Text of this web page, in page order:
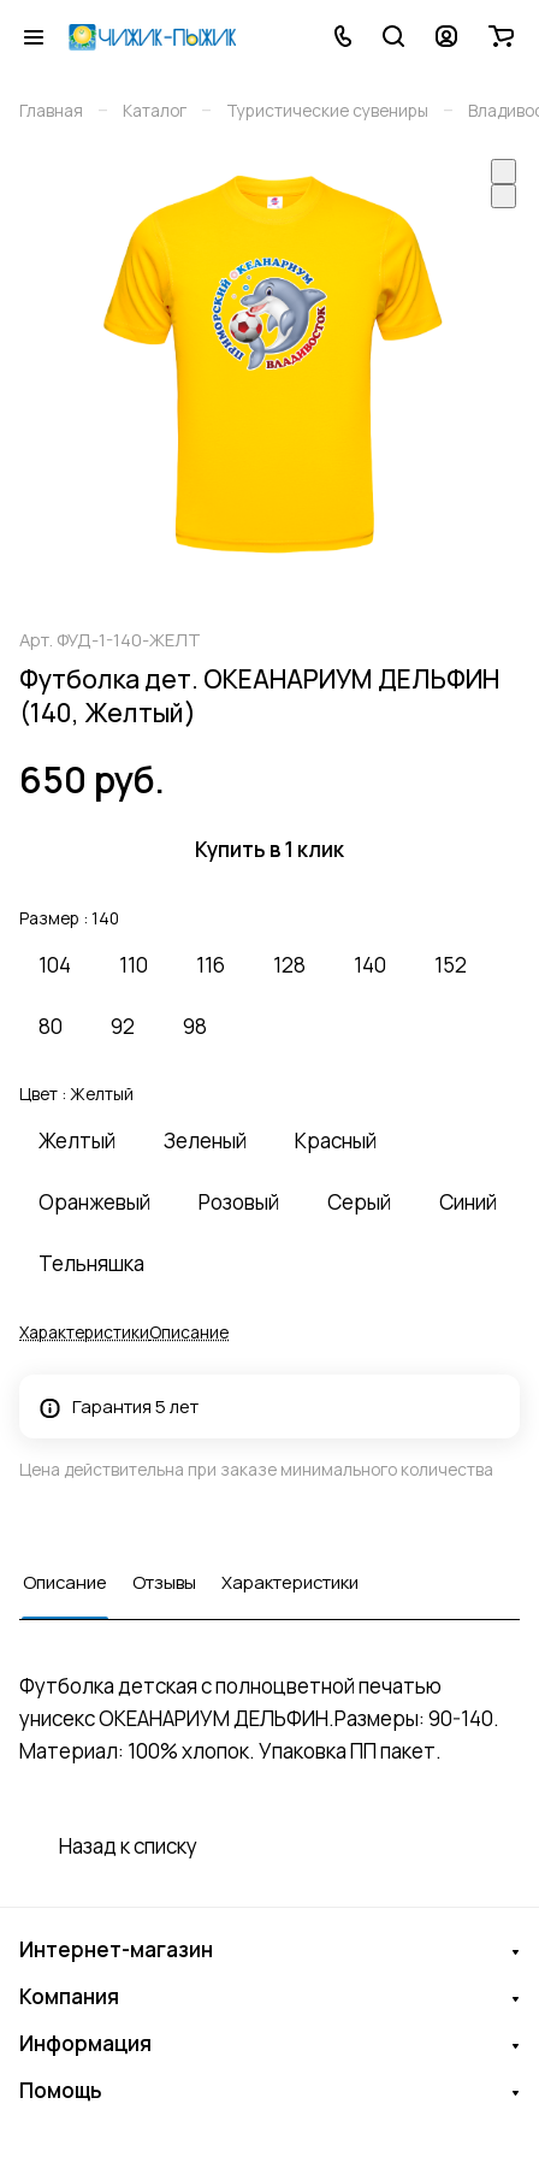
Главная – Каталог – Туристические сувениры –
Арт. ФУД-1-140-ЖЕЛТ
Футболка дет. ОКЕАНАРИУМ ДЕЛЬФИН
(140, Желтый)
650 руб.
Купить в 1 клик
Размер : 140
104 110 116 128 140 152
80 92 98
Цвет : Желтый
Желтый Зеленый Красный
Оранжевый Розовый Серый Синий
Тельняшка
ХарактеристикиОписание
Гарантия 5 лет
Цена действительна при заказе минимального количества
Описание Отзывы Характеристики
Футболка детская с полноцветной печатью
унисекс ОКЕАНАРИУМ ДЕЛЬФИН.Размеры: 90-140.
Материал: 100% хлопок. Упаковка ПП пакет.
Назад к списку
Интернет-магазин
Компания
Информация
Помощь